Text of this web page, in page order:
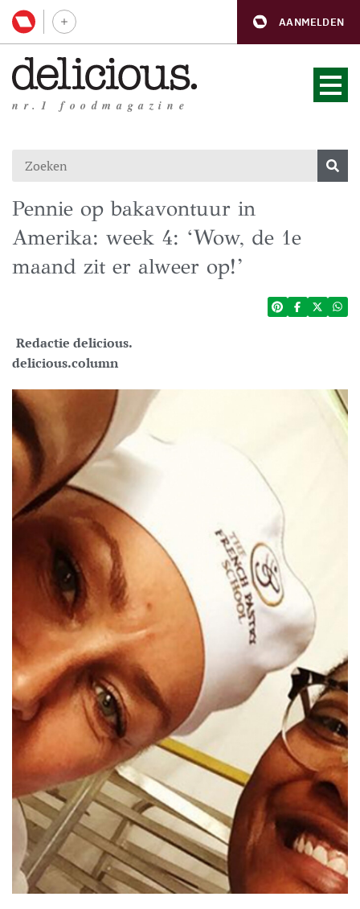
AANMELDEN
nr.1 foodmagazine
Pennie op bakavontuur in
Amerika: week 4: ‘Wow, de 1e
maand zit er alweer op!’
Redactie delicious.
delicious.column